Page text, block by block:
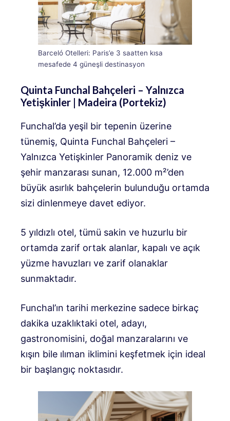
Barceló Otelleri: Paris’e 3 saatten kısa
mesafede 4 güneşli destinasyon
Quinta Funchal Bahçeleri – Yalnızca
Yetişkinler | Madeira (Portekiz)
Funchal’da yeşil bir tepenin üzerine
tünemiş, Quinta Funchal Bahçeleri –
Yalnızca Yetişkinler Panoramik deniz ve
şehir manzarası sunan, 12.000 m²’den
büyük asırlık bahçelerin bulunduğu ortamda
sizi dinlenmeye davet ediyor.
5 yıldızlı otel, tümü sakin ve huzurlu bir
ortamda zarif ortak alanlar, kapalı ve açık
yüzme havuzları ve zarif olanaklar
sunmaktadır.
Funchal’ın tarihi merkezine sadece birkaç
dakika uzaklıktaki otel, adayı,
gastronomisini, doğal manzaralarını ve
kışın bile ılıman iklimini keşfetmek için ideal
bir başlangıç ​​noktasıdır.